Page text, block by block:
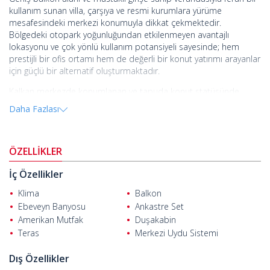
kullanım sunan villa, çarşıya ve resmi kurumlara yürüme
mesafesindeki merkezi konumuyla dikkat çekmektedir.
Bölgedeki otopark yoğunluğundan etkilenmeyen avantajlı
lokasyonu ve çok yönlü kullanım potansiyeli sayesinde; hem
prestijli bir ofis ortamı hem de değerli bir konut yatırımı arayanlar
için güçlü bir alternatif oluşturmaktadır.
kayıtlı olan bu ikiz villa, müstakil girişli 3 katlı yapısı ile geniş ve
esnek kullanım imkânı sunmaktadır. Hâlihazırda ofis olarak
bölümleri sayesinde home-office konsepti, kurumsal kullanım
veya geniş yaşam alanı arayanlar için ideal bir seçenek
oluşturmaktadır.
Antalya’nın gözde sahil bölgelerinden Kaş-Kalkan, eşsiz deniz
manzaraları, berrak koyları ve korunmuş doğal yapısıyla
Akdeniz’in en seçkin yaşam merkezleri arasında yer almaktadır.
Geleneksel taş mimarinin modern yaşam anlayışıyla birleştiği
butik işletmeleri ve canlı ticari yapısıyla da yılın her döneminde
Daha Fazlası
ÖZELLİKLER
İç Özellikler
Klima
Balkon
Ebeveyn Banyosu
Ankastre Set
Amerikan Mutfak
Duşakabin
Teras
Merkezi Uydu Sistemi
Dış Özellikler